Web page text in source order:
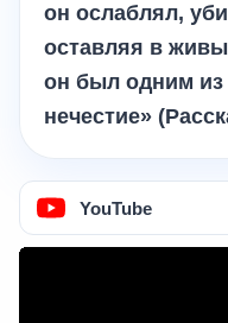
он ослаблял,
оставляя в
он был одним из
нечестие»
YouTube